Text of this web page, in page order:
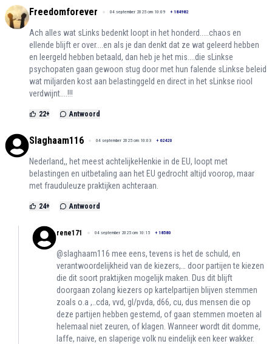
Freedomforever 04 september 2025 om 10:09 + 184982
Ach alles wat sLinks bedenkt loopt in het honderd.....chaos en
ellende blijft er over....en als je dan denkt dat ze wat geleerd hebben
en leergeld hebben betaald, dan heb je het mis....die sLinkse
psychopaten gaan gewoon stug door met hun falende sLinkse beleid
wat miljarden kost aan belastinggeld en direct in het sLinkse riool
verdwijnt....!!!
22+ Antwoord
Slaghaam116 04 september 2025 om 10:03 + 62420
Nederland,, het meest achtelijkeHenkie in de EU, loopt met
belastingen en uitbetaling aan het EU gedrocht altijd voorop, maar
met frauduleuze praktijken achteraan.
24+ Antwoord
rene171 04 september 2025 om 10:15 + 18580
@slaghaam116 mee eens, tevens is het de schuld, en
verantwoordelijkheid van de kiezers,… door partijen te kiezen
die dit soort praktijken mogelijk maken. Dus dit blijft
doorgaan zolang kiezers op kartelpartijen blijven stemmen
zoals o.a ,..cda, vvd, gl/pvda, d66, cu, dus mensen die op
deze partijen hebben gestemd, of gaan stemmen moeten al
helemaal niet zeuren, of klagen. Wanneer wordt dit domme,
laffe, naive, en slaperige volk nu eindelijk een keer wakker.